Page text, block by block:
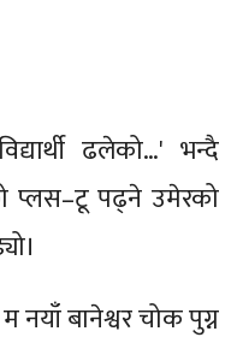
ढलेको…' भन्दै
प्लस–टू पढ्ने उमेरको
नयाँ बानेश्वर चोक पुग्न